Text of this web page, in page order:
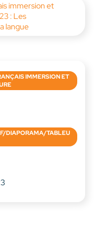
immersion et
: Les
langue
IMMERSION ET
DIAPORAMA/TABLEU